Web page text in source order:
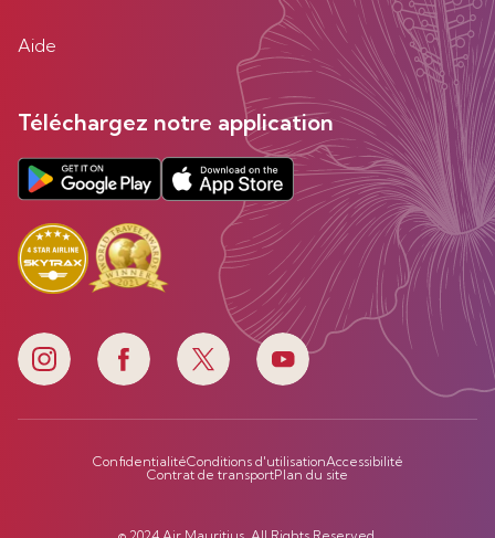
Aide
Téléchargez notre application
ConfidentialitéConditions d'utilisationAccessibilité
Contrat de transportPlan du site